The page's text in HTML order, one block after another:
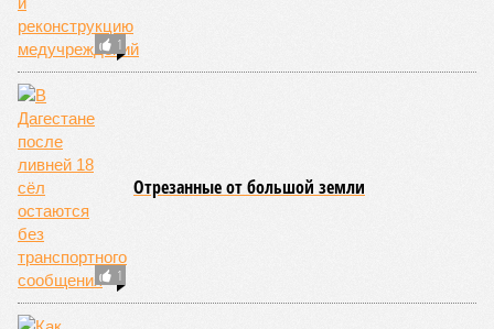
1
1
Отрезанные от большой земли